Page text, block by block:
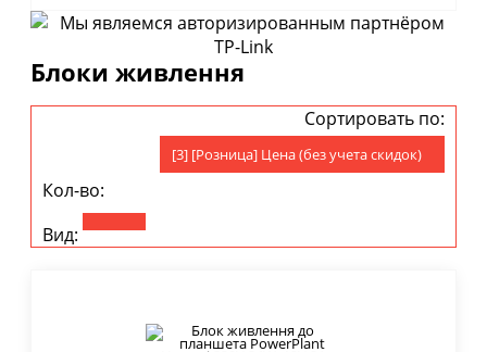
Блоки живлення
Сортировать по:
[3] [Розница] Цена (без учета скидок)
Кол-во:
Вид: